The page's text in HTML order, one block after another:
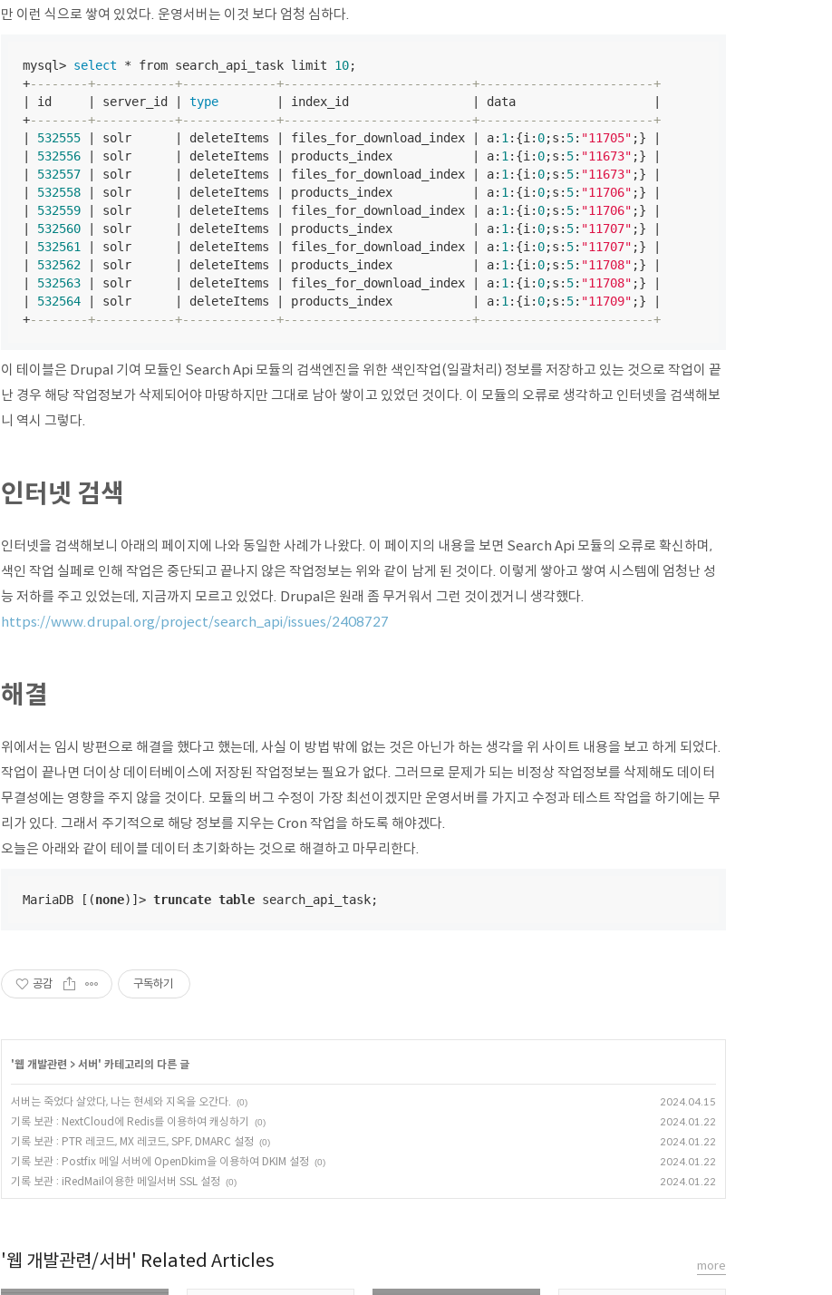
만 이런 식으로 쌓여 있었다. 운영서버는 이것 보다 엄청 심하다.
mysql> select * from search_api_task limit 10;
+--------+-----------+-------------+--------------------------+------------------------+
| id     | server_id | type
        | index_id                 | data                   |
+--------+-----------+-------------+--------------------------+------------------------+
532555 | solr      | deleteItems | files_for_download_index | a: 1 :{i: 0;s: 5: "11705" ;} |
532556 | solr      | deleteItems | products_index           | a: 1 :{i: 0;s: 5: "11673" ;} |
532557 | solr      | deleteItems | files_for_download_index | a: 1 :{i: 0;s: 5: "11673" ;} |
532558 | solr      | deleteItems | products_index           | a: 1 :{i: 0;s: 5: "11706" ;} |
532559 | solr      | deleteItems | files_for_download_index | a: 1 :{i: 0;s: 5: "11706" ;} |
532560 | solr      | deleteItems | products_index           | a: 1 :{i: 0;s: 5: "11707" ;} |
532561 | solr      | deleteItems | files_for_download_index | a: 1 :{i: 0;s: 5: "11707" ;} |
532562 | solr      | deleteItems | products_index           | a: 1 :{i: 0;s: 5: "11708" ;} |
532563 | solr      | deleteItems | files_for_download_index | a: 1 :{i: 0;s: 5: "11708" ;} |
532564 | solr      | deleteItems | products_index           | a: 1 :{i: 0;s: 5: "11709" ;} |
+--------+-----------+-------------+--------------------------+------------------------+
이 테이블은 Drupal 기여 모듈인 Search Api 모듈의 검색엔진을 위한 색인작업(일괄처리) 정보를 저장하고 있는 것으로 작업이 끝
난 경우 해당 작업정보가 삭제되어야 마땅하지만 그대로 남아 쌓이고 있었던 것이다. 이 모듈의 오류로 생각하고 인터넷을 검색해보
니 역시 그렇다.
인터넷 검색
인터넷을 검색해보니 아래의 페이지에 나와 동일한 사례가 나왔다. 이 페이지의 내용을 보면 Search Api 모듈의 오류로 확신하며,
색인 작업 실페로 인해 작업은 중단되고 끝나지 않은 작업정보는 위와 같이 남게 된 것이다. 이렇게 쌓아고 쌓여 시스템에 엄청난 성
능 저하를 주고 있었는데, 지금까지 모르고 있었다. Drupal은 원래 좀 무거워서 그런 것이겠거니 생각했다.
https://www.drupal.org/project/search_api/issues/2408727
해결
위에서는 임시 방편으로 해결을 했다고 했는데, 사실 이 방법 밖에 없는 것은 아닌가 하는 생각을 위 사이트 내용을 보고 하게 되었다.
작업이 끝나면 더이상 데이터베이스에 저장된 작업정보는 필요가 없다. 그러므로 문제가 되는 비정상 작업정보를 삭제해도 데이터
무결성에는 영향을 주지 않을 것이다. 모듈의 버그 수정이 가장 최선이겠지만 운영서버를 가지고 수정과 테스트 작업을 하기에는 무
리가 있다. 그래서 주기적으로 해당 정보를 지우는 Cron 작업을 하도록 해야겠다.
오늘은 아래와 같이 테이블 데이터 초기화하는 것으로 해결하고 마무리한다.
MariaDB [(none)] > truncate table search_api_task;
공감 구독하기
'웹 개발관련 > 서버 ' 카테고리의 다른 글
서버는 죽었다 살았다, 나는 현세와 지옥을 오간다. (0) 2024.04.15
기록 보관 : NextCloud에 Redis를 이용하여 캐싱하기 (0) 2024.01.22
기록 보관 : PTR 레코드, MX 레코드, SPF, DMARC 설정 (0) 2024.01.22
기록 보관 : Postfix 메일 서버에 OpenDkim을 이용하여 DKIM 설정 (0) 2024.01.22
기록 보관 : iRedMail이용한 메일서버 SSL 설정 (0) 2024.01.22
'웹 개발관련/서버' Related Articles more